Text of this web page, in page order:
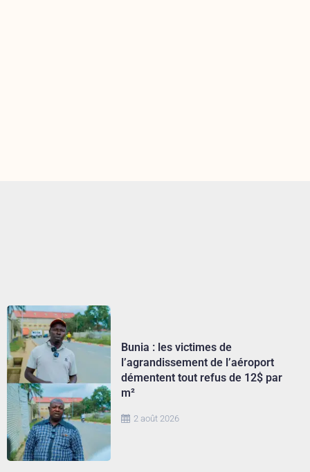
2 août 2026
Bunia : les victimes de
l’agrandissement de l’aéroport
démentent tout refus de 12$ par
m²